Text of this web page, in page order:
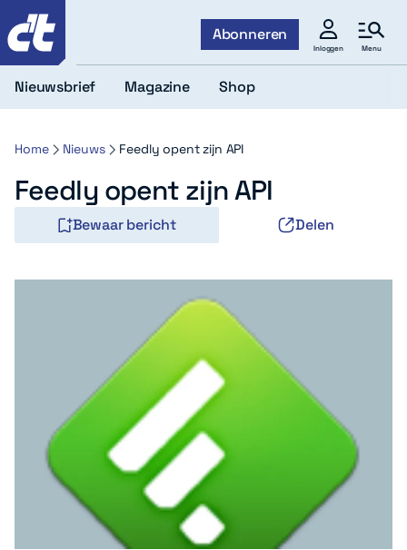
Abonneren
Inloggen Menu
Nieuwsbrief Magazine Shop
Home Nieuws Feedly opent zijn API
Feedly opent zijn API
Bewaar bericht Delen